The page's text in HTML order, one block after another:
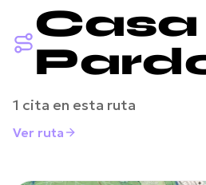
Casa
1 cita en esta ruta
Ver ruta